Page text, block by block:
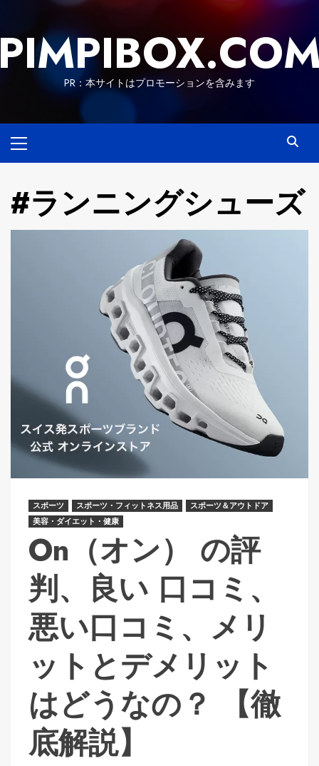
content
PR：本サイトはプロモーションを含みます
Menu
#ランニングシューズ
スポーツ スポーツ・フィットネス用品
スポーツ＆アウトドア
美容・ダイエット・健康
On（オン） の評
判、良い 口コミ、
悪い口コミ、メリ
ットとデメリット
はどうなの？ 【徹
底解説】